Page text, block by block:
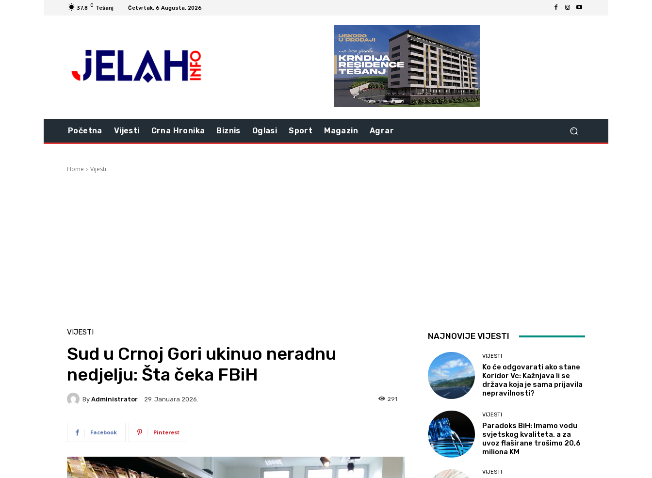
37.8 C Tešanj Četvrtak, 6 Augusta, 2026
Početna Vijesti Crna Hronika Biznis Oglasi Sport Magazin Agrar
Home Vijesti
VIJESTI
Sud u Crnoj Gori ukinuo neradnu
nedjelju: Šta čeka FBiH
By Administrator 29. Januara 2026. 291
Facebook Pinterest
NAJNOVIJE VIJESTI
VIJESTI
Ko će odgovarati ako stane
Koridor Vc: Kažnjava li se
država koja je sama prijavila
nepravilnosti?
VIJESTI
Paradoks BiH: Imamo vodu
svjetskog kvaliteta, a za
uvoz flaširane trošimo 20,6
miliona KM
VIJESTI